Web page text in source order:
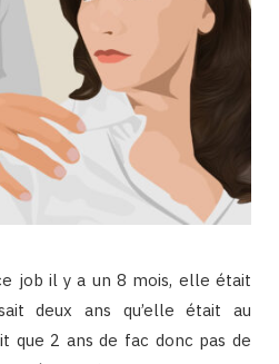
job il y a un 8 mois, elle était
deux ans qu’elle était au
que 2 ans de fac donc pas de